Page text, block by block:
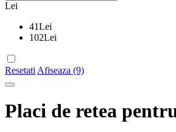
Lei
41Lei
102Lei
Resetati Afiseaza (9)
Placi de retea